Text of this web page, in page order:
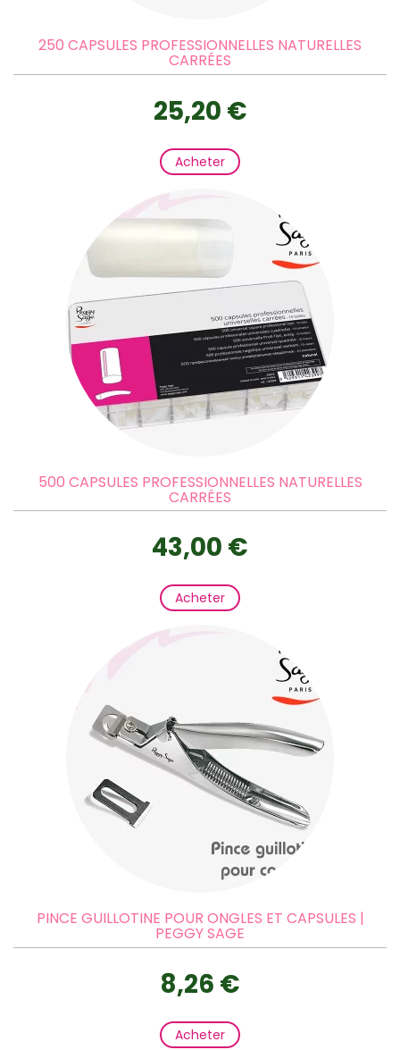
250 CAPSULES PROFESSIONNELLES NATURELLES
CARRÉES
25,20 €
Acheter
500 CAPSULES PROFESSIONNELLES NATURELLES
CARRÉES
43,00 €
Acheter
PINCE GUILLOTINE POUR ONGLES ET CAPSULES |
PEGGY SAGE
8,26 €
Acheter